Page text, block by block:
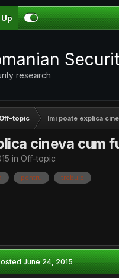
research
Off-topic Imi poate explica
cineva cum
in Off-topic
pentru trebuie
June 24, 2015